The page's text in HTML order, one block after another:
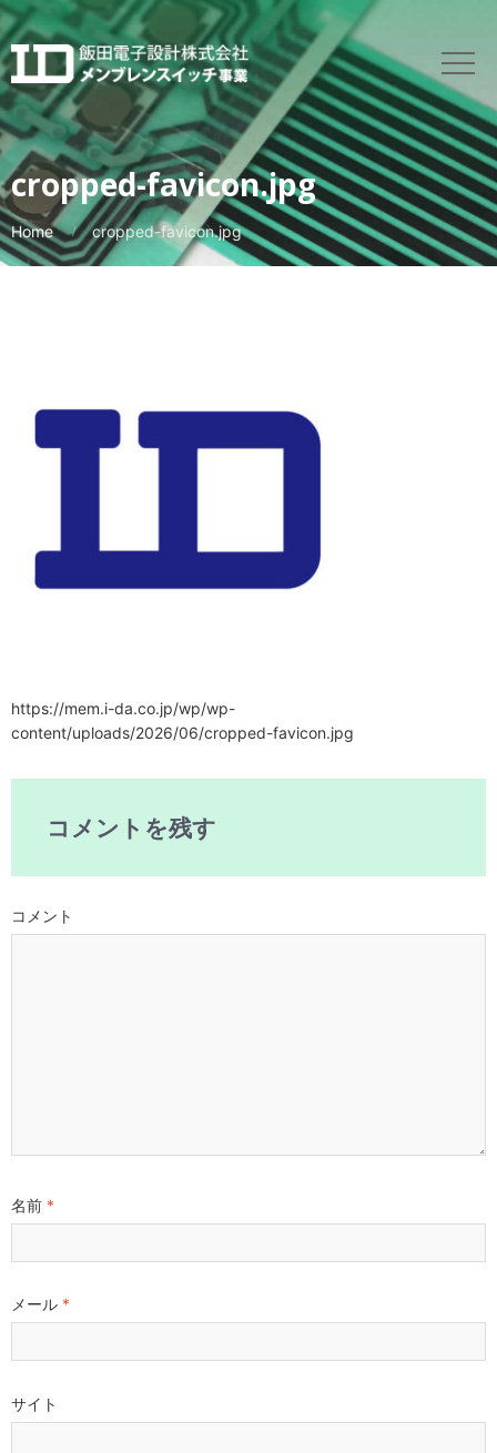
cropped-favicon.jpg
Home cropped-favicon.jpg
https://mem.i-da.co.jp/wp/wp-
content/uploads/2026/06/cropped-favicon.jpg
コメントを残す
コメント
名前 *
メール *
サイト